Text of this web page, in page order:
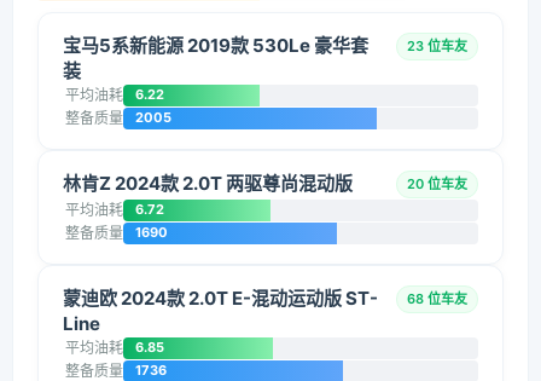
宝马5系新能源 2019款 530Le 豪华套
装
23 位车友
平均油耗 6.22
整备质量 2005
林肯Z 2024款 2.0T 两驱尊尚混动版 20 位车友
平均油耗 6.72
整备质量 1690
蒙迪欧 2024款 2.0T E-混动运动版 ST-
Line
68 位车友
平均油耗 6.85
整备质量 1736